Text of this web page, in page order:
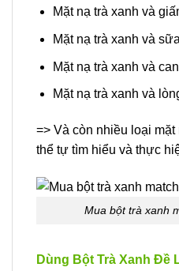
Mặt nạ trà xanh và
Mặt nạ trà xanh và
Mặt nạ trà xanh và
Mặt nạ trà xanh và
=> Và còn nhiều loại
thể tự tìm hiểu và thực
Mua bột trà xanh
Dùng Bột Trà Xanh Đề